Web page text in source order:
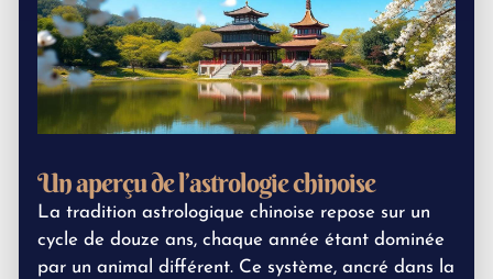
Un aperçu de l’astrologie chinoise
La tradition astrologique chinoise repose sur un
cycle de douze ans, chaque année étant dominée
par un animal différent. Ce système, ancré dans la